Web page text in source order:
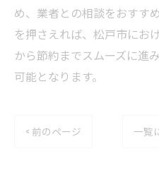
め、業者との相談をおすす
を押さえれば、松戸市にお
から節約までスムーズに進
可能となります。
< 前のページ 一覧